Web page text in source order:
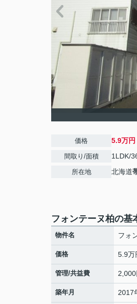
価格 5.9万円
間取り/面積 1LDK/
所在地 北海道
フォンテーヌ柏の基
物件名 フォ
価格 5.9万
管理/共益費 2,000
築年月 2017